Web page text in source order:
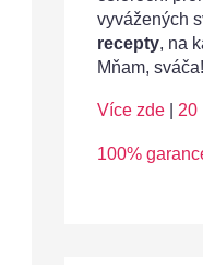
vyvážených
recepty, na
Mňam, sváča!
Více zde 20
100%